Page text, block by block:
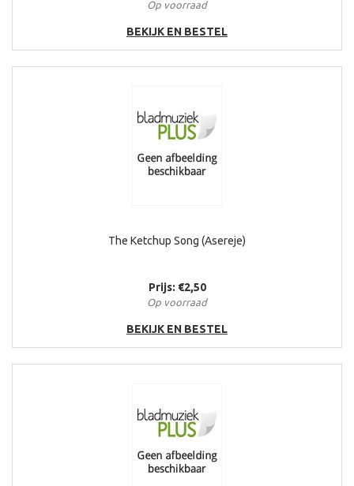
Op voorraad
BEKIJK EN BESTEL
The Ketchup Song (Asereje)
Prijs: €2,50
Op voorraad
BEKIJK EN BESTEL